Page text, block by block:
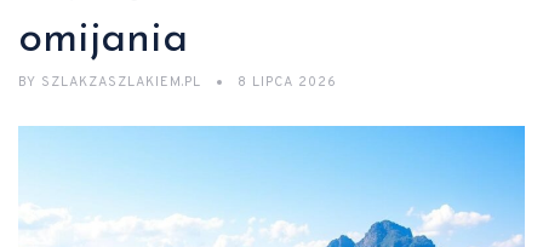
omijania
BY SZLAKZASZLAKIEM.PL 8 LIPCA 2026